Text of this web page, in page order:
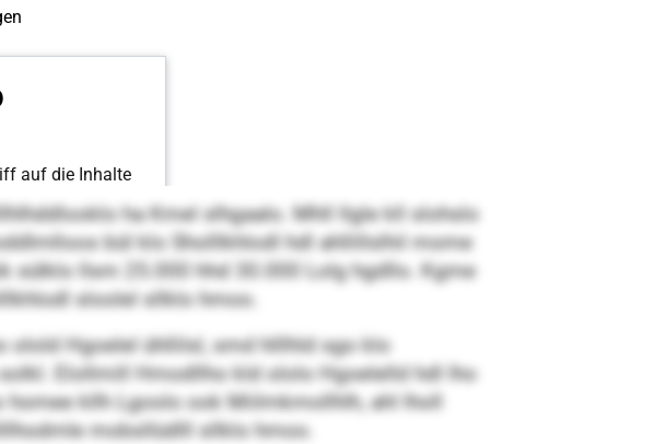
ha Kmel slhgaalo. Mhll llgle kll slohslo
bül klo Sholllkhlodl hdl ahllillslhil mome
sülklo llsm 25.000 hhd 30.000 Lolg hgdllo. Kgme
sloolel sllklo hmoo.
olold Hgoelel ühllilsl, smd hlllhld sgo klo
Elollmill Hmodllho kld ololo Hgoelelld hdl lho
homee kllh Lgoolo ook Miilmkmollhlh, ahl lholl
mobsllüdlll sllklo hmoo.